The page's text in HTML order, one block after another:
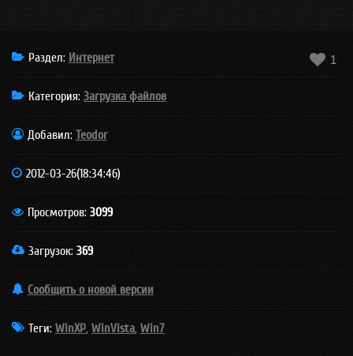
 1
Раздел: Интернет
Категория: Загрузка файлов
Добавил: Teodor
2012-03-26(18:34:46)
Просмотров: 3099
Загрузок: 369
Сообщить о новой версии
Теги: WinXP, WinVista, Win7